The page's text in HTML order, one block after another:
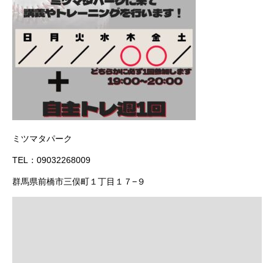
ミツマタパーク
TEL：09032268009
群馬県前橋市三俣町１丁目１７−９